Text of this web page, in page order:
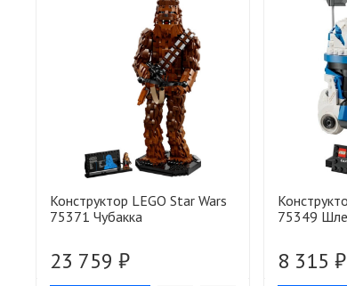
Конструктор LEGO Star Wars
75371 Чубакка
23 759 ₽
75349
8 315 ₽